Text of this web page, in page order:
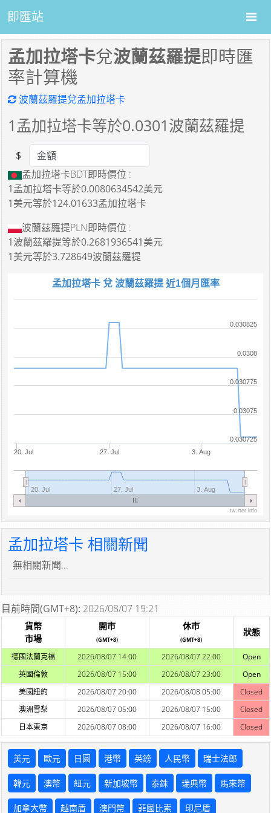
即匯站
孟加拉塔卡兌波蘭茲羅提即時匯
率計算機
波蘭茲羅提兌孟加拉塔卡
1 孟加拉塔卡等於0.0301波蘭茲羅提
Amount
$
孟加拉塔卡BDT即時價位 :
1孟加拉塔卡等於0.0080634542美元
1美元等於124.01633孟加拉塔卡
波蘭茲羅提PLN即時價位 :
1波蘭茲羅提等於0.2681936541美元
1美元等於3.728649波蘭茲羅提
孟加拉塔卡 兌 波蘭茲羅提 近1個月匯率
20. Jul 27. Jul 3. Aug
20. Jul 27. Jul 3. Aug
0.030725
0.03075
0.030775
0.0308
0.030825
tw.rter.info
孟加拉塔卡 相關新聞
無相關新聞...
目前時間(GMT+8): 2026/08/07 19:21
貨幣
市場
開市
(GMT+8)
休市
(GMT+8)
狀態
德國法蘭克福 2026/08/07 14:00 2026/08/07 22:00
Open
英國倫敦
2026/08/07 15:00 2026/08/07 23:00
Open
美國紐約
2026/08/07 20:00 2026/08/08 05:00
Closed
澳洲雪梨
2026/08/07 05:00 2026/08/07 15:00
Closed
日本東京
2026/08/07 08:00 2026/08/07 16:00 Closed
美元 歐元 日圓 港幣 英鎊 人民幣 瑞士法郎
韓元 澳幣 紐元 新加坡幣 泰銖 瑞典幣 馬來幣
加拿大幣 越南盾 澳門幣 菲國比索 印尼盾